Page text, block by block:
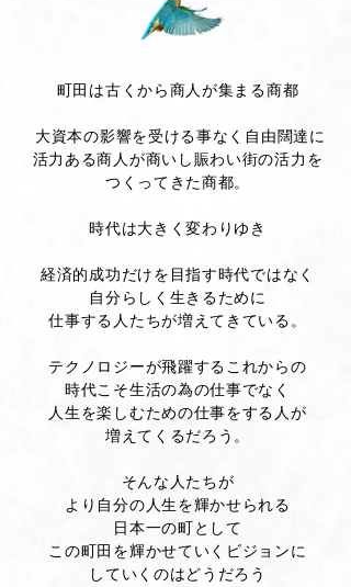
町田は古くから商人が集まる商都
大資本の影響を受ける事なく自由闊達に
活力ある商人が商いし賑わい街の活力を
つくってきた商都。
時代は大きく変わりゆき
経済的成功だけを目指す時代ではなく
自分らしく生きるために
仕事する人たちが増えてきている。
テクノロジーが飛躍するこれからの
時代こそ生活の為の仕事でなく
人生を楽しむための仕事をする人が
増えてくるだろう。
そんな人たちが
より自分の人生を輝かせられる
日本一の町として
この町田を輝かせていくビジョンに
していくのはどうだろう